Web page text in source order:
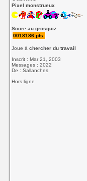
Pixel monstrueux
Score au grosquiz
0018186 pts.
Joue àchercher du travail
Inscrit : Mar 21, 2003
Messages : 2022
De : Sallanches
Hors ligne